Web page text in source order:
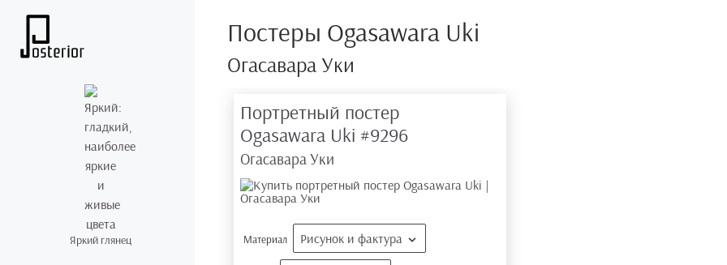
Яркий глянец
Постеры Ogasawara Uki
Огасавара Уки
Портретный постер
Ogasawara Uki #9296
Огасавара Уки
Материал Рисунок и фактура